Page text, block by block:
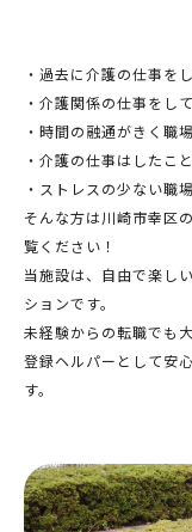
・過去に介護の仕事を
・介護関係の仕事をし
・時間の融通がきく職
・介護の仕事はしたこ
・ストレスの少ない職
そんな方は川崎市幸区
覧ください！
当施設は、自由で楽し
ションです。
未経験からの転職でも大
登録ヘルパーとして安
す。